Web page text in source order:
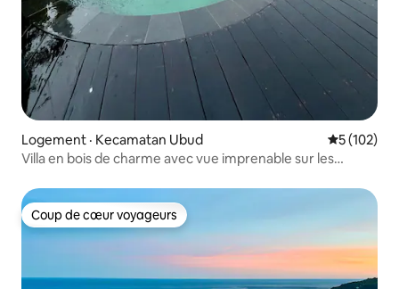
Logement · Kecamatan Ubud Note
5 (102)
Villa en bois de charme avec vue imprenable sur les
Coup de cœur voyageurs
Coup de cœur voyageurs